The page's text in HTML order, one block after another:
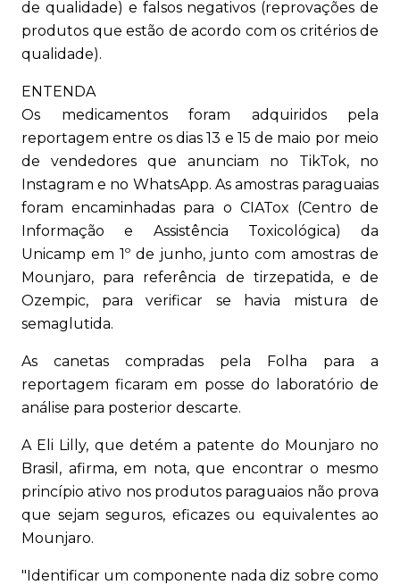
de qualidade) e falsos negativos (reprovações de
produtos que estão de acordo com os critérios de
qualidade).
ENTENDA
Os medicamentos foram adquiridos pela
reportagem entre os dias 13 e 15 de maio por meio
de vendedores que anunciam no TikTok, no
Instagram e no WhatsApp. As amostras paraguaias
foram encaminhadas para o CIATox (Centro de
Informação e Assistência Toxicológica) da
Unicamp em 1º de junho, junto com amostras de
Mounjaro, para referência de tirzepatida, e de
Ozempic, para verificar se havia mistura de
semaglutida.
As canetas compradas pela Folha para a
reportagem ficaram em posse do laboratório de
análise para posterior descarte.
A Eli Lilly, que detém a patente do Mounjaro no
Brasil, afirma, em nota, que encontrar o mesmo
princípio ativo nos produtos paraguaios não prova
que sejam seguros, eficazes ou equivalentes ao
Mounjaro.
"Identificar um componente nada diz sobre como